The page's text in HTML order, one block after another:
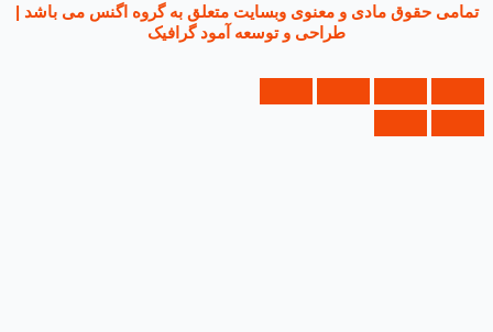
حقوق مادی و معنوی وبسایت متعلق به گروه اگنس می باشد |
طراحی و توسعه آمود گرافیک